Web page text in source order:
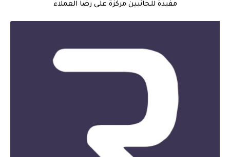
مفيدة للجانبين مركزة على رضا العملاء